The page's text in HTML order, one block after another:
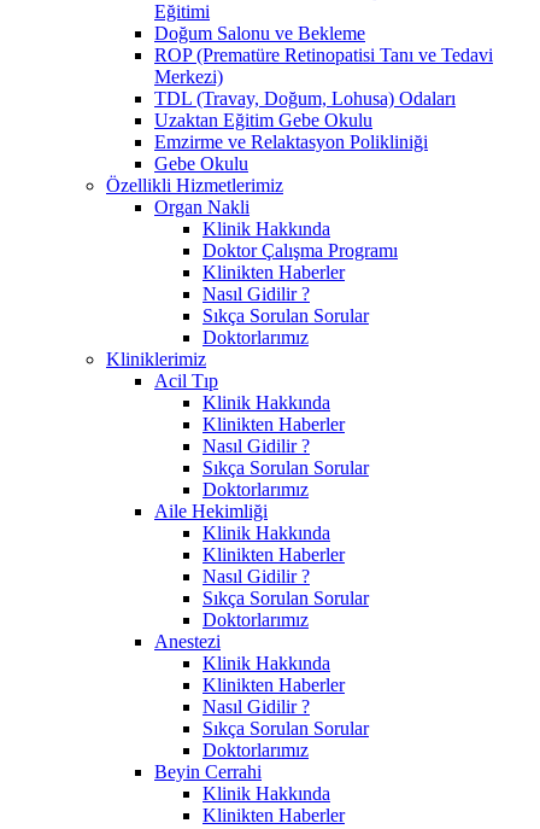
Eğitimi
Doğum Salonu ve Bekleme
ROP (Prematüre Retinopatisi Tanı ve Tedavi
Merkezi)
TDL (Travay, Doğum, Lohusa) Odaları
Uzaktan Eğitim Gebe Okulu
Emzirme ve Relaktasyon Polikliniği
Gebe Okulu
Özellikli Hizmetlerimiz
Organ Nakli
Klinik Hakkında
Doktor Çalışma Programı
Klinikten Haberler
Nasıl Gidilir ?
Sıkça Sorulan Sorular
Doktorlarımız
Kliniklerimiz
Acil Tıp
Klinik Hakkında
Klinikten Haberler
Nasıl Gidilir ?
Sıkça Sorulan Sorular
Doktorlarımız
Aile Hekimliği
Klinik Hakkında
Klinikten Haberler
Nasıl Gidilir ?
Sıkça Sorulan Sorular
Doktorlarımız
Anestezi
Klinik Hakkında
Klinikten Haberler
Nasıl Gidilir ?
Sıkça Sorulan Sorular
Doktorlarımız
Beyin Cerrahi
Klinik Hakkında
Klinikten Haberler